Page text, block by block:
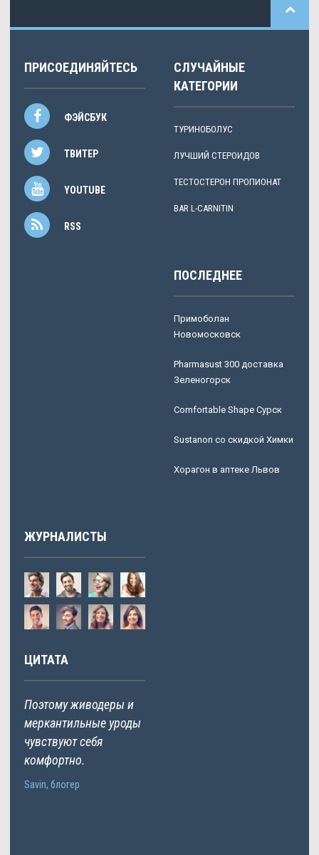
ПРИСОЕДИНЯЙТЕСЬ
ФЭЙСБУК
ТВИТЕР
YOUTUBE
RSS
СЛУЧАЙНЫЕ
КАТЕГОРИИ
ТУРИНОБОЛУС
ЛУЧШИЙ СТЕРОИДОВ
ТЕСТОСТЕРОН ПРОПИОНАТ
BAR L-CARNITIN
ПОСЛЕДНЕЕ
Примоболан
Новомосковск
Pharmasust 300 доставка
Зеленогорск
Comfortable Shape Сурск
Sustanon со скидкой Химки
Хорагон в аптеке Львов
ЖУРНАЛИСТЫ
ЦИТАТА
Поэтому живодеры и
меркантильные уроды
чувствуют себя
комфортно.
Savin, блогер